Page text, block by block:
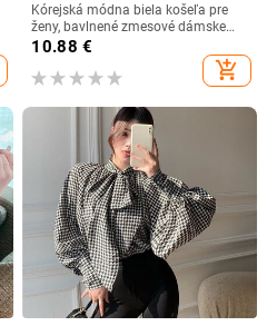
Kórejská módna biela košeľa pre
ženy, bavlnené zmesové dámske
košele s dlhým rukávom, blúzka s
jesennou študentskou košeľou,
veľkosť S-5XL, základné dámske
10.88 €
add_shopping_cart